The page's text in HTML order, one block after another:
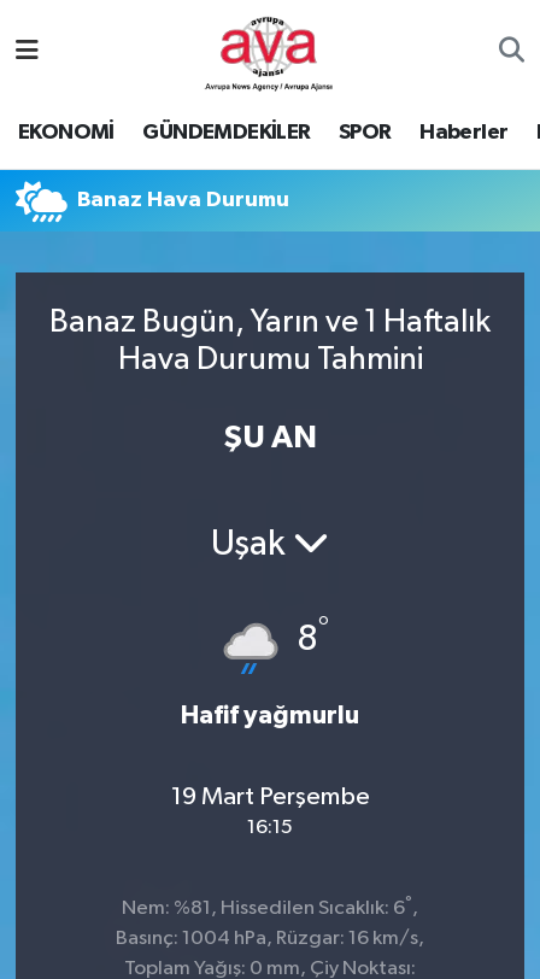
EKONOMİ GÜNDEMDEKİLER SPOR Haberler
Banaz Hava Durumu
Banaz Bugün, Yarın ve 1 Haftalık
Hava Durumu Tahmini
ŞU AN
Uşak
8°
Hafif yağmurlu
19 Mart Perşembe
16:15
Nem: %81, Hissedilen Sıcaklık: 6° ,
Basınç: 1004 hPa, Rüzgar: 16 km/s,
Toplam Yağış: 0 mm, Çiy Noktası:
Nöbetçi Eczaneler
Namaz Vakitleri
Trafik Durumu
Süper Lig Puan Durumu ve Fikstür